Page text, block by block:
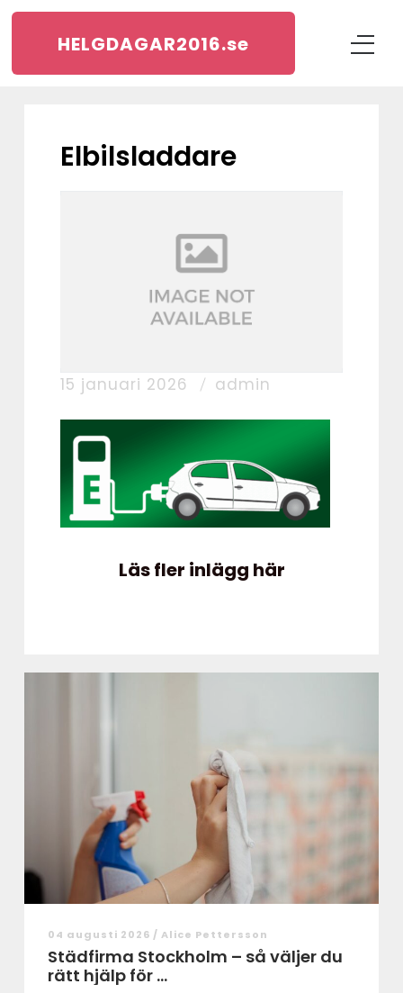
HELGDAGAR2016.se
Elbilsladdare
15 januari 2026 admin
Läs fler inlägg här
04 augusti 2026 / Alice Pettersson
Städfirma Stockholm – så väljer du
rätt hjälp för ...